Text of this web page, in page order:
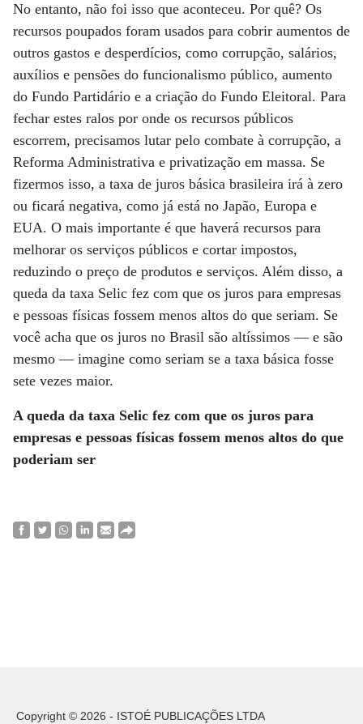
No entanto, não foi isso que aconteceu. Por quê? Os
recursos poupados foram usados para cobrir aumentos de
outros gastos e desperdícios, como corrupção, salários,
auxílios e pensões do funcionalismo público, aumento
do Fundo Partidário e a criação do Fundo Eleitoral. Para
fechar estes ralos por onde os recursos públicos
escorrem, precisamos lutar pelo combate à corrupção, a
Reforma Administrativa e privatização em massa. Se
fizermos isso, a taxa de juros básica brasileira irá à zero
ou ficará negativa, como já está no Japão, Europa e
EUA. O mais importante é que haverá recursos para
melhorar os serviços públicos e cortar impostos,
reduzindo o preço de produtos e serviços. Além disso, a
queda da taxa Selic fez com que os juros para empresas
e pessoas físicas fossem menos altos do que seriam. Se
você acha que os juros no Brasil são altíssimos — e são
mesmo — imagine como seriam se a taxa básica fosse
sete vezes maior.
A queda da taxa Selic fez com que os juros para
empresas e pessoas físicas fossem menos altos do que
poderiam ser
Copyright © 2026 - ISTOÉ PUBLICAÇÕES LTDA